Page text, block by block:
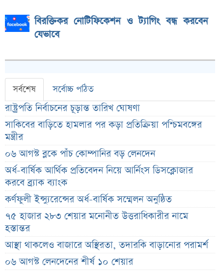
বিরক্তিকর নোটিফিকেশন ও ট্যাগিং বন্ধ করবেন
যেভাবে
সর্বশেষ সর্বোচ্চ পঠিত
রাষ্ট্রপতি নির্বাচনের চূড়ান্ত তারিখ ঘোষণা
সাকিবের বাড়িতে হামলার পর কড়া প্রতিক্রিয়া পশ্চিমবঙ্গের
মন্ত্রীর
০৬ আগস্ট ব্লকে পাঁচ কোম্পানির বড় লেনদেন
অর্ধ-বার্ষিক আর্থিক প্রতিবেদন নিয়ে আর্নিংস ডিসক্লোজার
করবে ব্র্যাক ব্যাংক
কর্ণফুলী ইন্স্যুরেন্সের অর্ধ-বার্ষিক সম্মেলন অনুষ্ঠিত
৭৫ হাজার ২৮৩ শেয়ার মনোনীত উত্তরাধিকারীর নামে
হস্তান্তর
আস্থা থাকলেও বাজারে অস্থিরতা, তদারকি বাড়ানোর পরামর্শ
০৬ আগস্ট লেনদেনের শীর্ষ ১০ শেয়ার